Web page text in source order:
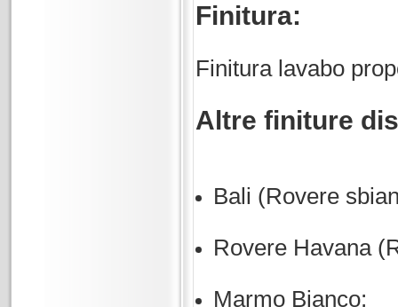
Finitura:
Finitura lavabo
Altre finiture
Bali (Rovere
Rovere Havana
Marmo Bianco;